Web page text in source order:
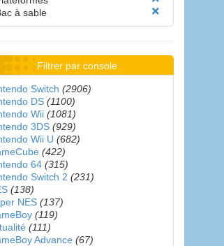
à sable
Filtrer par console
Switch (2906)
DS (1100)
Wii (1081)
3DS (929)
Wii U (682)
(422)
64 (315)
Switch 2 (231)
(138)
NES (137)
(119)
(111)
Advance (67)